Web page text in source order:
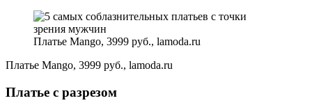
Платье Mango, 3999 руб., lamoda.ru
Платье Mango, 3999 руб., lamoda.ru
Платье с разрезом